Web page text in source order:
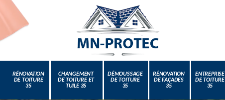
RÉNOVATION
DE TOITURE
35
CHANGEMENT
DE TOITURE ET
TUILE 35
DÉMOUSSAGE
DE TOITURE
35
RÉNOVATION
DE FAÇADES
35
ENTREPRISE
DE TOITURE
35